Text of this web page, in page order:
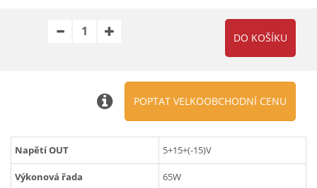
POPTAT VELKOOBCHODNÍ CENU
Napětí OUT 5+15+(-15)V
Výkonová řada 65W